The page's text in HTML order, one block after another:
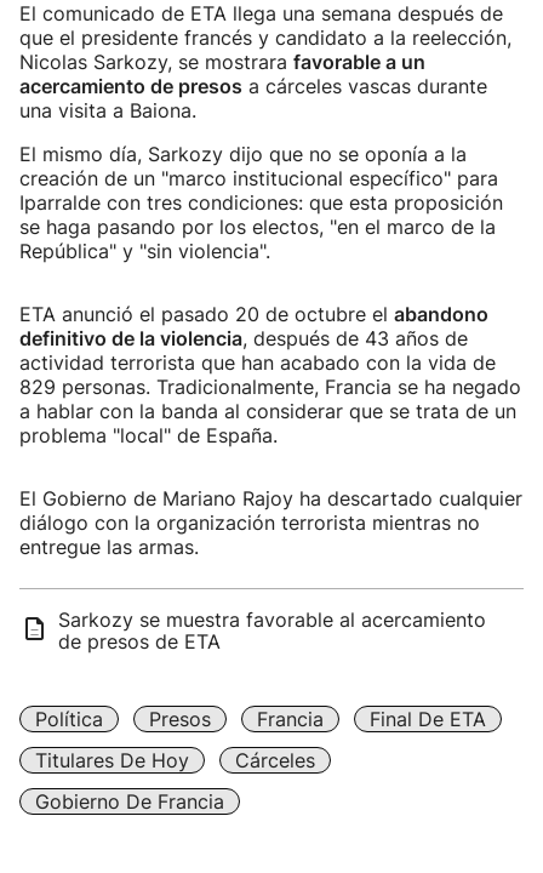
El comunicado de ETA llega una semana después de
que el presidente francés y candidato a la reelección,
Nicolas Sarkozy, se mostrara favorable a un
acercamiento de presos a cárceles vascas durante
una visita a Baiona.
El mismo día, Sarkozy dijo que no se oponía a la
creación de un "marco institucional específico" para
Iparralde con tres condiciones: que esta proposición
se haga pasando por los electos, "en el marco de la
República" y "sin violencia".
ETA anunció el pasado 20 de octubre el abandono
definitivo de la violencia, después de 43 años de
actividad terrorista que han acabado con la vida de
829 personas. Tradicionalmente, Francia se ha negado
a hablar con la banda al considerar que se trata de un
problema "local" de España.
El Gobierno de Mariano Rajoy ha descartado cualquier
diálogo con la organización terrorista mientras no
entregue las armas.
Sarkozy se muestra favorable al acercamiento
de presos de ETA
Política Presos Francia
Final De ETA
Titulares De Hoy
Cárceles
Gobierno De Francia